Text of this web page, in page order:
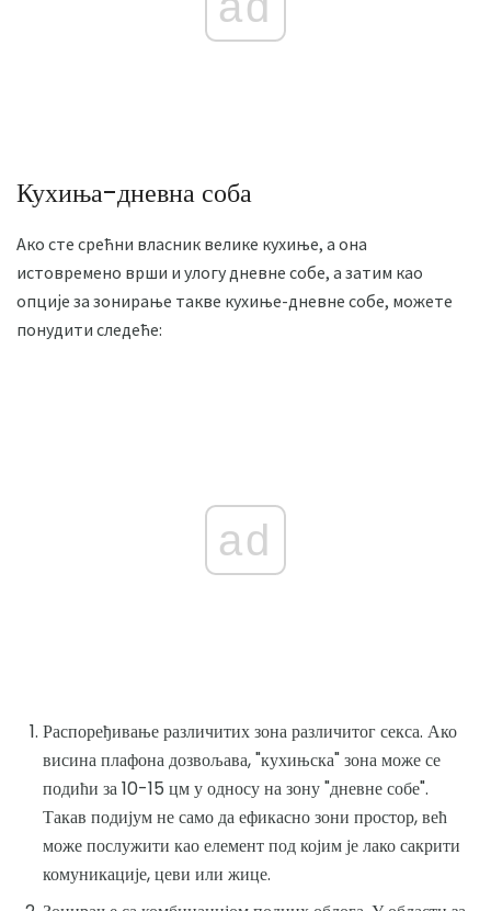
Кухиња-дневна соба
Ако сте срећни власник велике кухиње, а она
истовремено врши и улогу дневне собе, а затим као
опције за зонирање такве кухиње-дневне собе, можете
понудити следеће:
ad
Распоређивање различитих зона различитог секса. Ако
висина плафона дозвољава, "кухињска" зона може се
подићи за 10-15 цм у односу на зону "дневне собе".
Такав подијум не само да ефикасно зони простор, већ
може послужити као елемент под којим је лако сакрити
комуникације, цеви или жице.